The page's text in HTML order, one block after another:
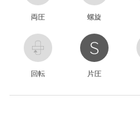
両圧 螺旋
回転 片圧